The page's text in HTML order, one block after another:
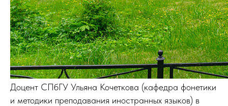
Доцент СПбГУ Ульяна Кочеткова (кафедра фонетики
и методики преподавания иностранных языков) в